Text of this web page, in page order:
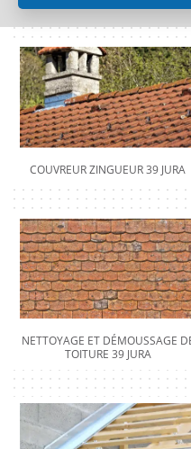
COUVREUR ZINGUEUR 39 JURA
NETTOYAGE ET DÉMOUSSAGE
TOITURE 39 JURA